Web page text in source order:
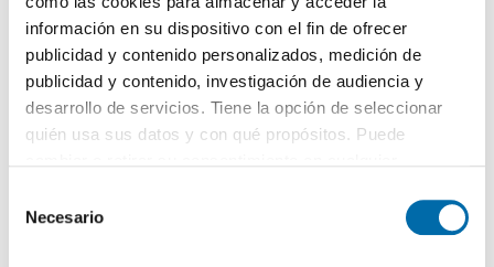
información en su dispositivo con el fin de ofrecer
publicidad y contenido personalizados, medición de
publicidad y contenido, investigación de audiencia y
desarrollo de servicios. Tiene la opción de seleccionar
quién usa sus datos y con qué propósitos. Puede
el Menú de consentimiento.
Necesario
1/6
1.700€
Fuencarral, Peñagrande, Madrid